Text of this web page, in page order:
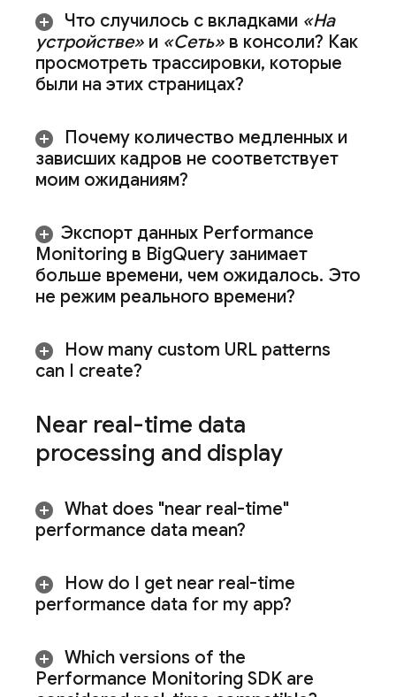
Что случилось с вкладками «На
устройстве» и «Сеть» в консоли? Как
просмотреть трассировки, которые
были на этих страницах?
Почему количество медленных и
зависших кадров не соответствует
моим ожиданиям?
Экспорт данных Performance
Monitoring в BigQuery занимает
больше времени, чем ожидалось. Это
не режим реального времени?
How many custom URL patterns
can I create?
Near real-time data
processing and display
What does "near real-time"
performance data mean?
How do I get near real-time
performance data for my app?
Which versions of the
Performance Monitoring SDK are